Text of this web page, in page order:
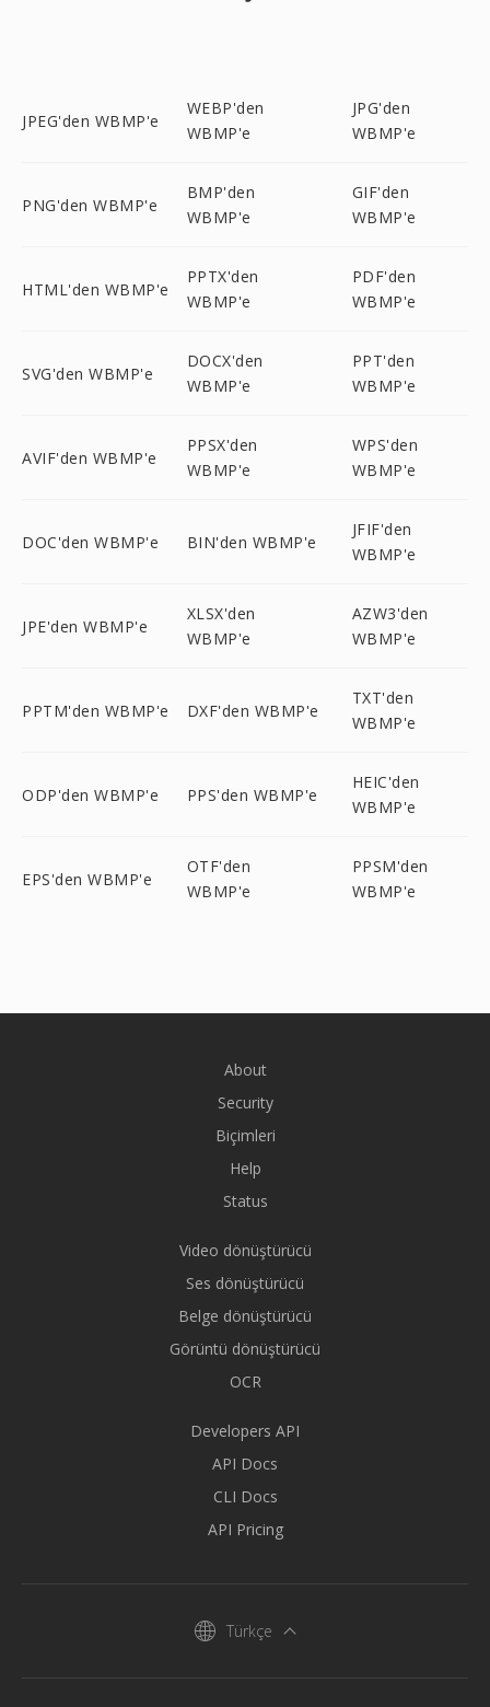
JPEG'den WBMP'e
WEBP'den
WBMP'e
JPG'den
WBMP'e
PNG'den WBMP'e
BMP'den
WBMP'e
GIF'den
WBMP'e
HTML'den WBMP'e
PPTX'den
WBMP'e
PDF'den
WBMP'e
SVG'den WBMP'e
DOCX'den
WBMP'e
PPT'den
WBMP'e
AVIF'den WBMP'e
PPSX'den
WBMP'e
WPS'den
WBMP'e
DOC'den WBMP'e BIN'den WBMP'e
JFIF'den
WBMP'e
JPE'den WBMP'e
XLSX'den
WBMP'e
AZW3'den
WBMP'e
PPTM'den WBMP'e DXF'den WBMP'e
TXT'den
WBMP'e
ODP'den WBMP'e PPS'den WBMP'e
HEIC'den
WBMP'e
EPS'den WBMP'e
OTF'den
WBMP'e
PPSM'den
WBMP'e
About
Security
Biçimleri
Help
Status
Video dönüştürücü
Ses dönüştürücü
Belge dönüştürücü
Görüntü dönüştürücü
OCR
Developers API
API Docs
CLI Docs
API Pricing
Türkçe